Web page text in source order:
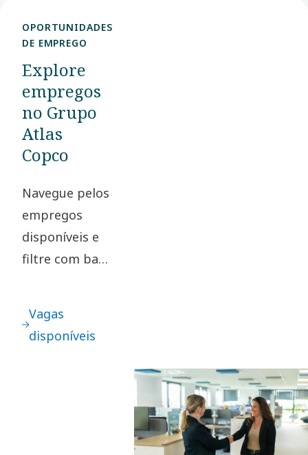
OPORTUNIDADES
DE EMPREGO
Explore
empregos
no Grupo
Atlas
Copco
Navegue pelos
empregos
disponíveis e
filtre com base
Com muitas
oportunidades
Vagas
disponíveis